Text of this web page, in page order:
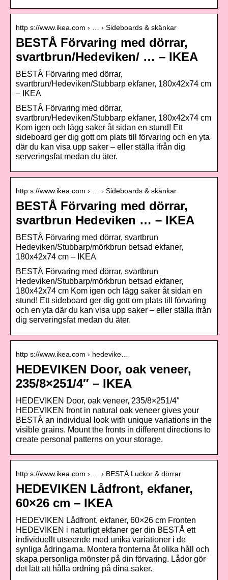
http s://www.ikea.com › … › Sideboards & skänkar
BESTÅ Förvaring med dörrar,
svartbrun/Hedeviken/ … – IKEA
BESTÅ Förvaring med dörrar,
svartbrun/Hedeviken/Stubbarp ekfaner, 180x42x74 cm
– IKEA
BESTÅ Förvaring med dörrar,
svartbrun/Hedeviken/Stubbarp ekfaner, 180x42x74 cm
Kom igen och lägg saker åt sidan en stund! Ett
sideboard ger dig gott om plats till förvaring och en yta
där du kan visa upp saker – eller ställa ifrån dig
serveringsfat medan du äter.
http s://www.ikea.com › … › Sideboards & skänkar
BESTÅ Förvaring med dörrar,
svartbrun Hedeviken … – IKEA
BESTÅ Förvaring med dörrar, svartbrun
Hedeviken/Stubbarp/mörkbrun betsad ekfaner,
180x42x74 cm – IKEA
BESTÅ Förvaring med dörrar, svartbrun
Hedeviken/Stubbarp/mörkbrun betsad ekfaner,
180x42x74 cm Kom igen och lägg saker åt sidan en
stund! Ett sideboard ger dig gott om plats till förvaring
och en yta där du kan visa upp saker – eller ställa ifrån
dig serveringsfat medan du äter.
http s://www.ikea.com › hedevike…
HEDEVIKEN Door, oak veneer,
235/8×251/4″ – IKEA
HEDEVIKEN Door, oak veneer, 235/8×251/4″
HEDEVIKEN front in natural oak veneer gives your
BESTÅ an individual look with unique variations in the
visible grains. Mount the fronts in different directions to
create personal patterns on your storage.
http s://www.ikea.com › … › BESTÅ Luckor & dörrar
HEDEVIKEN Lådfront, ekfaner,
60×26 cm – IKEA
HEDEVIKEN Lådfront, ekfaner, 60×26 cm Fronten
HEDEVIKEN i naturligt ekfaner ger din BESTÅ ett
individuellt utseende med unika variationer i de
synliga ådringarna. Montera fronterna åt olika håll och
skapa personliga mönster på din förvaring. Lådor gör
det lätt att hålla ordning på dina saker.